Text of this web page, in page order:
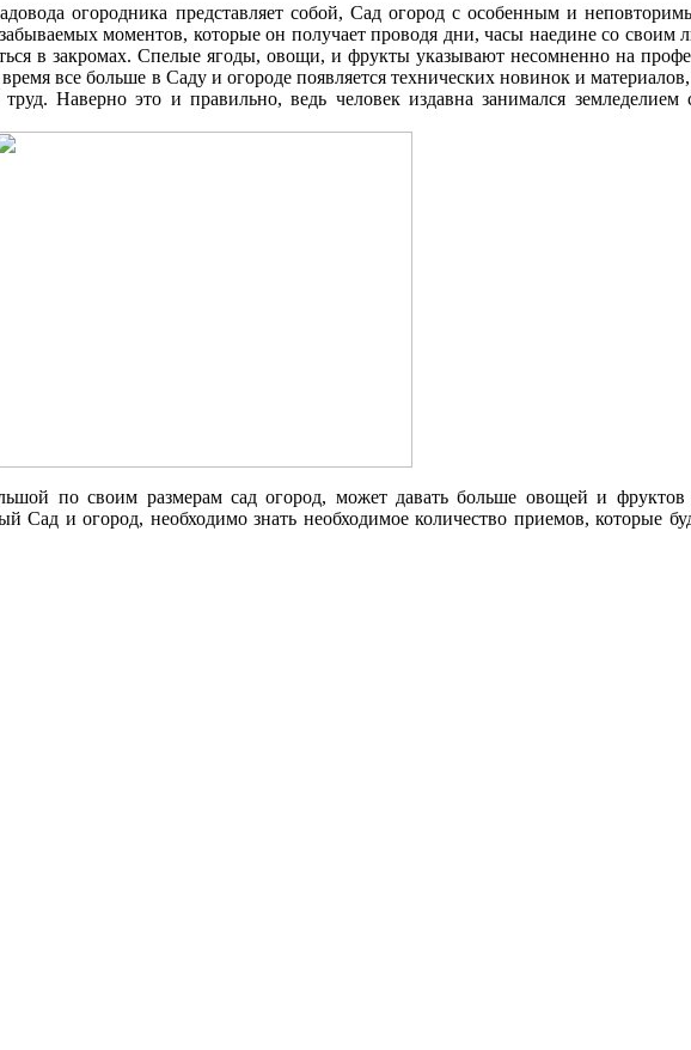
огородника представляет собой, Cад огород с особенным и
моментов, которые он получает проводя дни, часы наедине со
в закромах. Спелые ягоды, овощи, и фрукты указывают несомненно на
все больше в Cаду и огороде появляется технических новинок и
Наверно это и правильно, ведь человек издавна занимался земледелием
по своим размерам сад огород, может давать больше овощей и фруктов
Сад и огород, необходимо знать необходимое количество приемов, которые